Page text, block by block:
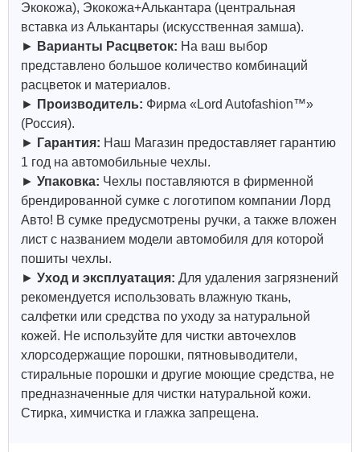
Экокожа), Экокожа+Алькантара (центральная
вставка из Алькантары (искусственная замша).
► Варианты Расцветок: На ваш выбор
представлено большое количество комбинаций
расцветок и материалов.
► Производитель: Фирма «Lord Autofashion™»
(Россия).
► Гарантия: Наш Магазин предоставляет гарантию
1 год на автомобильные чехлы.
► Упаковка: Чехлы поставляются в фирменной
брендированной сумке с логотипом компании Лорд
Авто! В сумке предусмотрены ручки, а также вложен
лист с названием модели автомобиля для которой
пошиты чехлы.
► Уход и эксплуатация: Для удаления загрязнений
рекомендуется использовать влажную ткань,
салфетки или средства по уходу за натуральной
кожей. Не используйте для чистки авточехлов
хлорсодержащие порошки, пятновыводители,
стиральные порошки и другие моющие средства, не
предназначенные для чистки натуральной кожи.
Стирка, химчистка и глажка запрещена.